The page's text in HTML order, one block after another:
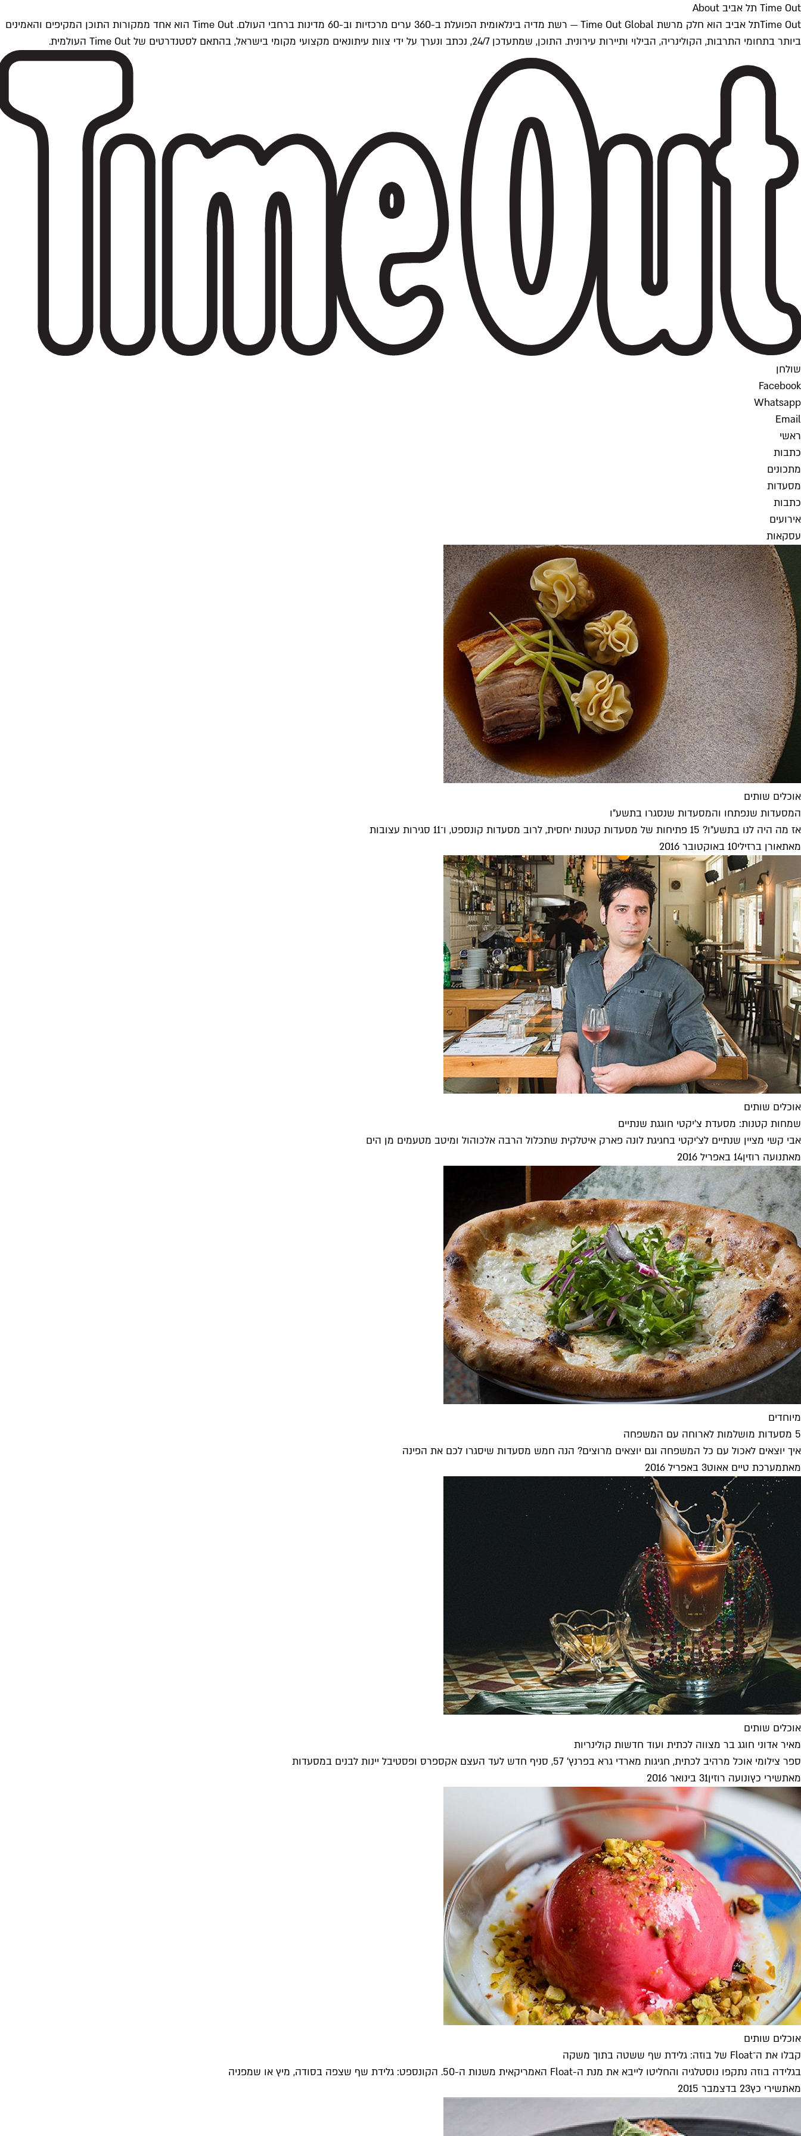
Time Out תל אביב About
Time Outתל אביב הוא חלק מרשת Time Out Global — רשת מדיה בינלאומית הפועלת ב-360 ערים מרכזיות וב-60 מדינות ברחבי העולם. Time Out הוא אחד ממקורות התוכן המקיפים והאמינים
ביותר בתחומי התרבות, הקולינריה, הבילוי ותיירות עירונית. התוכן, שמתעדכן 24/7, נכתב ונערך על ידי צוות עיתונאים מקצועי מקומי בישראל, בהתאם לסטנדרטים של Time Out העולמית.
שולחן
Facebook
Whatsapp
Email
ראשי
כתבות
מתכונים
מסעדות
כתבות
אירועים
עסקאות
אוכלים שותים
המסעדות שנפתחו והמסעדות שנסגרו בתשע"ו
אז מה היה לנו בתשע"ו? 15 פתיחות של מסעדות קטנות יחסית, לרוב מסעדות קונספט, ו־11 סגירות עצובות
מאתאורן ברזילי10 באוקטובר 2016
אוכלים שותים
שמחות קטנות: מסעדת צ'יקטי חוגגת שנתיים
אבי קשי מציין שנתיים לצ'יקטי בחגיגת לונה פארק איטלקית שתכלול הרבה אלכוהול ומיטב מטעמים מן הים
מאתנועה רוזין14 באפריל 2016
מיוחדים
5 מסעדות מושלמות לארוחה עם המשפחה
איך יוצאים לאכול עם כל המשפחה וגם יוצאים מרוצים? הנה חמש מסעדות שיסגרו לכם את הפינה
מאתמערכת טיים אאוט3 באפריל 2016
אוכלים שותים
מאיר אדוני חוגג בר מצווה לכתית ועוד חדשות קולינריות
ספר צילומי אוכל מרהיב לכתית, חגיגות מארדי גרא בפרנץ' 57, סניף חדש לעד העצם אקספרס ופסטיבל יינות לבנים במסעדות
מאתשירי כץונועה רוזין31 בינואר 2016
אוכלים שותים
קבלו את ה־Float של בוזה: גלידת שף ששטה בתוך משקה
בגלידה בוזה נתקפו נוסטלגיה והחליטו לייבא את מנת ה-Float האמריקאית משנות ה-50. הקונספט: גלידת שף שצפה בסודה, מיץ או שמפניה
מאתשירי כץ23 בדצמבר 2015